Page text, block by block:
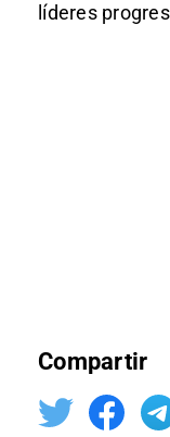
líderes
Compartir